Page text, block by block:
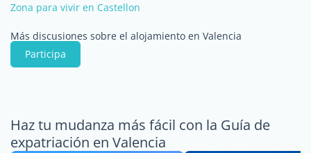
Zona para vivir en Castellon
Más discusiones sobre el alojamiento en Valencia
Participa
Haz tu mudanza más fácil con la Guía de
expatriación en Valencia